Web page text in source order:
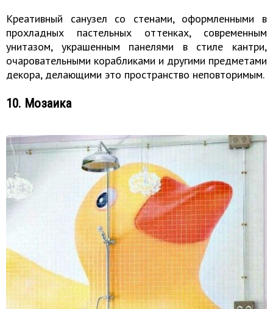
Креативный санузел со стенами, оформленными в
прохладных пастельных оттенках, современным
унитазом, украшенным панелями в стиле кантри,
очаровательными корабликами и другими предметами
декора, делающими это пространство неповторимым.
10. Мозаика